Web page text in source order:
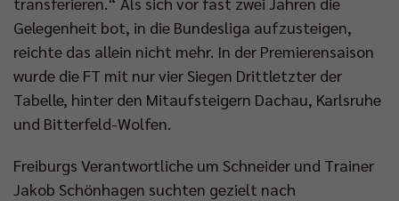
Gelegenheit bot, in die Bundesliga aufzusteigen,
reichte das allein nicht mehr. In der Premierensaison
wurde die FT mit nur vier Siegen Drittletzter der
Tabelle, hinter den Mitaufsteigern Dachau, Karlsruhe
und Bitterfeld-Wolfen.
Freiburgs Verantwortliche um Schneider und Trainer
Jakob Schönhagen suchten gezielt nach